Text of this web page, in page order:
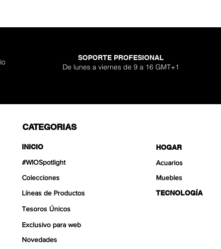
SOPORTE PROFESIONAL
De lunes a viernes de 9 a 16 GMT+1
CATEGORIAS
INICIO
#WIOSpotlight
Colecciones
Líneas de Productos
Tesoros Únicos
Exclusivo para web
Novedades
HOGAR
Acuarios
Muebles
TECNOLOGÍA